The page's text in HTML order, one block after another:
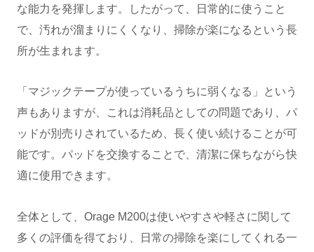
な能力を発揮します。したがって、日常的に使うこと
で、汚れが溜まりにくくなり、掃除が楽になるという長
所が生まれます。
「マジックテープが使っているうちに弱くなる」という
声もありますが、これは消耗品としての問題であり、パ
ッドが別売りされているため、長く使い続けることが可
能です。パッドを交換することで、清潔に保ちながら快
適に使用できます。
全体として、Orage M200は使いやすさや軽さに関して
多くの評価を得ており、日常の掃除を楽にしてくれる一